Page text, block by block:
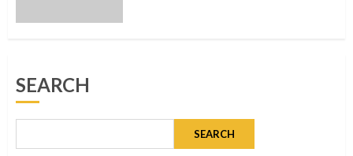
SEARCH
SEARCH
5
1